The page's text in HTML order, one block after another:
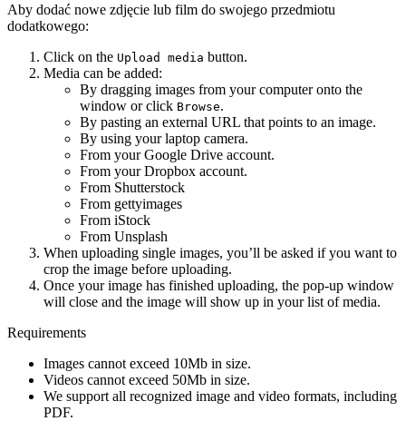
Aby dodać nowe zdjęcie lub film do swojego przedmiotu
dodatkowego:
Click on the Upload media button.
Media can be added:
By dragging images from your computer onto the
window or click Browse.
By pasting an external URL that points to an image.
By using your laptop camera.
From your Google Drive account.
From your Dropbox account.
From Shutterstock
From gettyimages
From iStock
From Unsplash
When uploading single images, you’ll be asked if you want to
crop the image before uploading.
Once your image has finished uploading, the pop-up window
will close and the image will show up in your list of media.
Requirements
Images cannot exceed 10Mb in size.
Videos cannot exceed 50Mb in size.
We support all recognized image and video formats, including
PDF.